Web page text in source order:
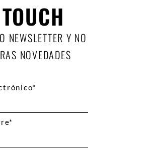
NEWSLETTER Y NO
NOVEDADES